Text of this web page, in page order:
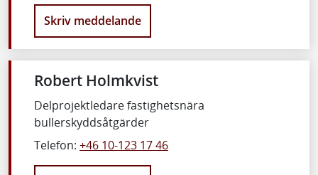
Skriv meddelande
Robert Holmkvist
Delprojektledare fastighetsnära
bullerskyddsåtgärder
Telefon: +46 10-123 17 46